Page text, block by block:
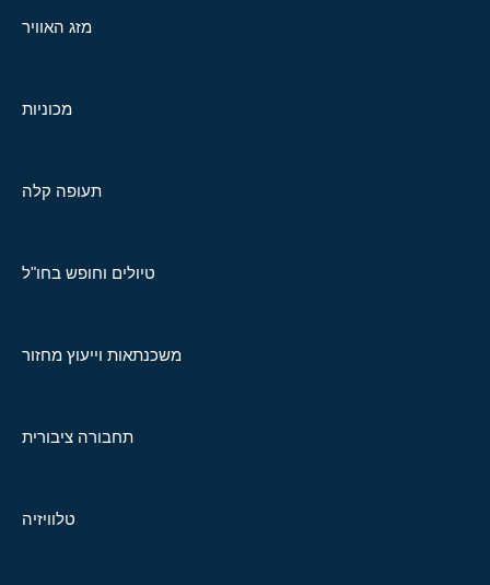
מזג האוויר
מכוניות
תעופה קלה
טיולים וחופש בחו"ל
משכנתאות וייעוץ מחזור
תחבורה ציבורית
טלוויזיה